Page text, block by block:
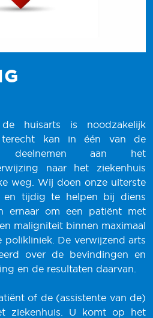
huisarts is noodzakelijk
kan in één van de
deelnemen aan het
naar het ziekenhuis
weg. Wij doen onze uiterste
tijdig te helpen bij diens
ernaar om een patiënt met
maligniteit binnen maximaal
polikliniek. De verwijzend arts
over de bevindingen en
en de resultaten daarvan.
of de (assistente van de)
ziekenhuis. U komt op het